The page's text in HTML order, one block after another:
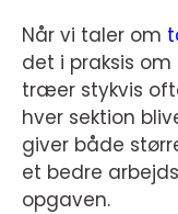
Når vi taler om
det i praksis
træer stykvis
hver sektion
giver både
et bedre
opgaven.